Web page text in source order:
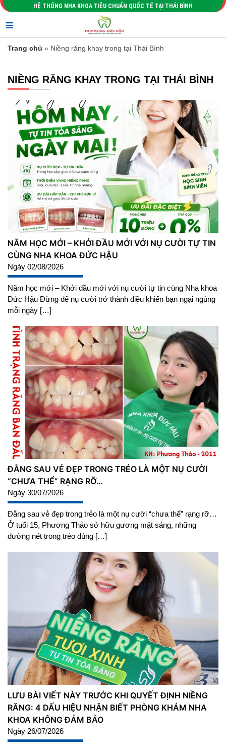
HỆ THỐNG NHA KHOA TIÊU CHUẨN QUỐC TẾ TẠI THÁI BÌNH
≡
Trang chủ » Niềng răng khay trong tại Thái Bình
NIỀNG RĂNG KHAY TRONG TẠI THÁI BÌNH
NĂM HỌC MỚI – KHỞI ĐẦU MỚI VỚI NỤ CƯỜI TỰ TIN
CÙNG NHA KHOA ĐỨC HẬU
Ngày 02/08/2026
Năm học mới – Khởi đầu mới với nụ cười tự tin cùng Nha khoa
Đức Hậu Đừng để nụ cười trở thành điều khiến bạn ngại ngùng
mỗi ngày […]
ĐẰNG SAU VẺ ĐẸP TRONG TRẺO LÀ MỘT NỤ CƯỜI
“CHƯA THỂ” RẠNG RỠ…
Ngày 30/07/2026
Đằng sau vẻ đẹp trong trẻo là một nụ cười “chưa thể” rạng rỡ…
Ở tuổi 15, Phương Thảo sở hữu gương mặt sáng, những
đường nét trong trẻo đúng […]
LƯU BÀI VIẾT NÀY TRƯỚC KHI QUYẾT ĐỊNH NIỀNG
RĂNG: 4 DẤU HIỆU NHẬN BIẾT PHÒNG KHÁM NHA
KHOA KHÔNG ĐẢM BẢO
Ngày 26/07/2026